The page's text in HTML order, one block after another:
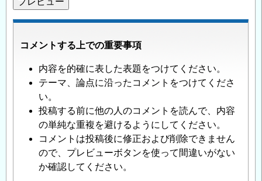
コメントする上での重要事項
内容を的確に表した表題をつけてください。
テーマ、論点に沿ったコメントをつけてくださ
い。
投稿する前に他の人のコメントを読んで、内容
の単純な重複を避けるようにしてください。
コメントは投稿後に修正および削除できません
ので、プレビューボタンを使って間違いがない
か確認してください。